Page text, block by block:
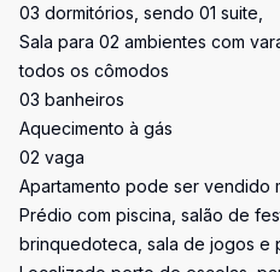
03 dormitórios, sendo 01 suite,
Sala para 02 ambientes com
todos os cômodos
03 banheiros
Aquecimento à gás
02 vaga
Apartamento pode ser vendido
Prédio com piscina, salão de
brinquedoteca, sala de jogos e